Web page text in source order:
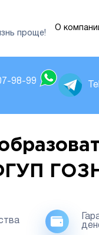
проще!
О
98-99